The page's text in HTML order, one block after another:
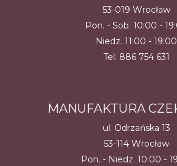
53-019 Wrocław
Pon. - Sob. 10:00 -
Niedz. 11:00 - 19:00
Tel: 886 754 631
MANUFAKTURA
ul. Odrzańska 13
53-114 Wrocław
Pon. - Niedz. 10:00 -